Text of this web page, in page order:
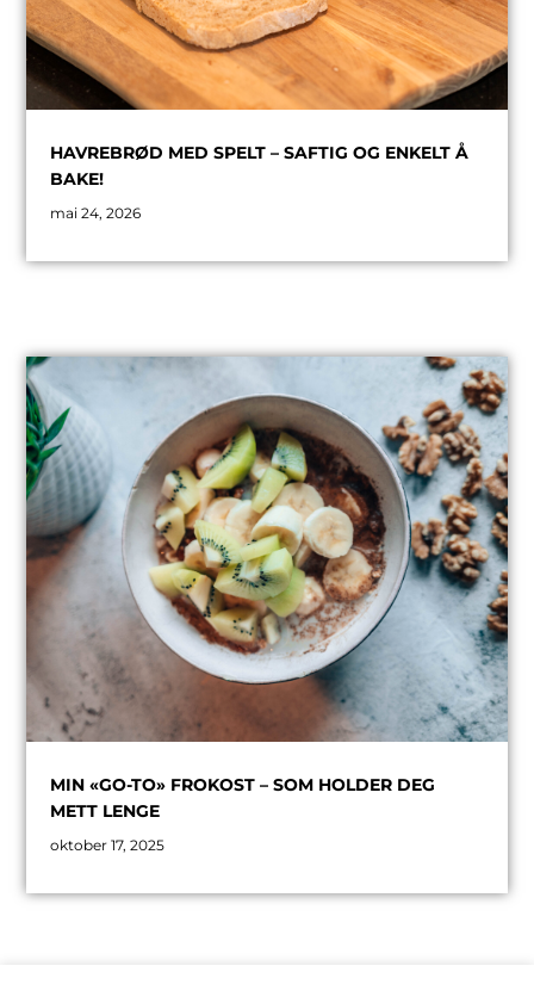
HAVREBRØD MED SPELT – SAFTIG OG ENKELT Å
BAKE!
mai 24, 2026
MIN «GO-TO» FROKOST – SOM HOLDER DEG
METT LENGE
oktober 17, 2025